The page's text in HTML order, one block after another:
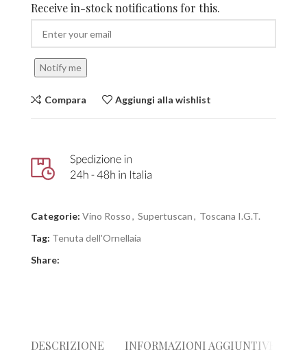
Receive in-stock notifications for this.
Notify me
Compara Aggiungi alla wishlist
Categorie: Vino Rosso, Supertuscan, Toscana I.G.T.
Tag: Tenuta dell'Ornellaia
Share:
DESCRIZIONE INFORMAZIONI AGGIUNTIVE